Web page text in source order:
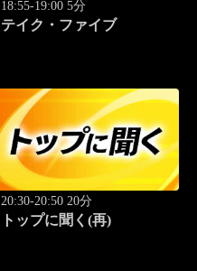
18:55-19:00 5分
テイク・ファイブ
20:30-20:50 20分
トップに聞く(再)